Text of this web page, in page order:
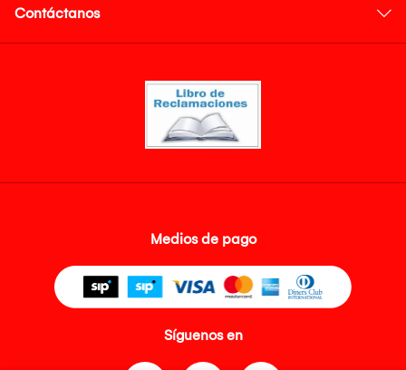
Contáctanos
Medios de pago
Síguenos en